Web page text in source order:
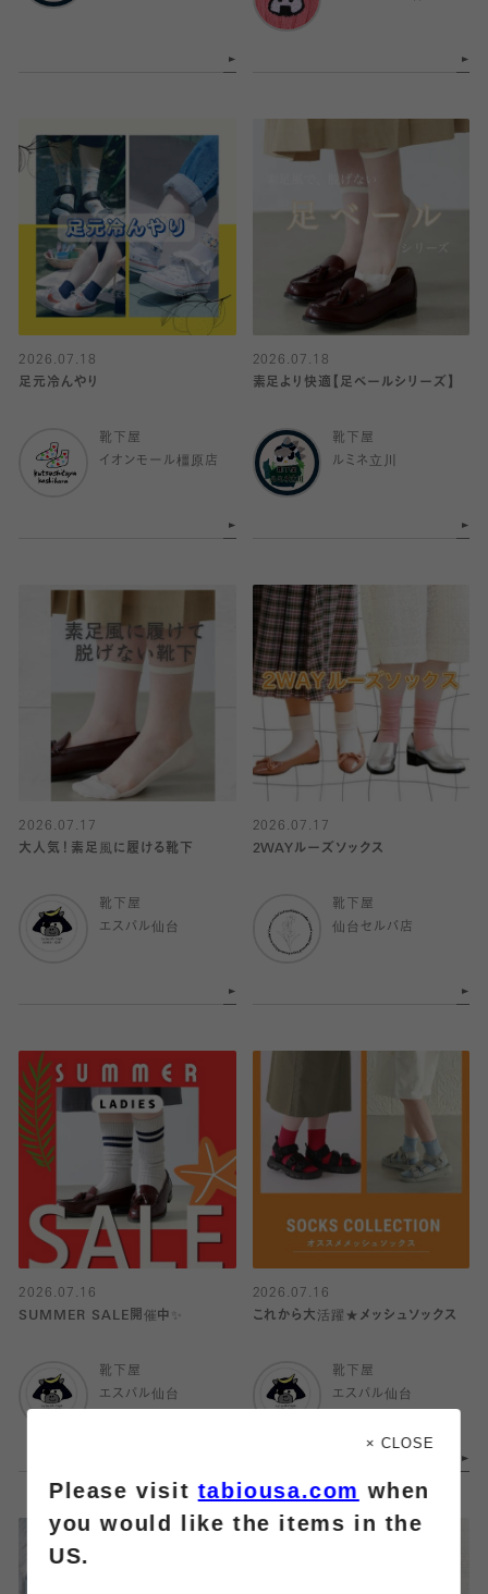
2026.07.18
足元冷んやり
靴下屋
イオンモール橿原店
2026.07.18
素足より快適【足ベールシリーズ】
靴下屋
ルミネ立川
2026.07.17
大人気！素足風に履ける靴下
靴下屋
エスパル仙台
2026.07.17
2WAYルーズソックス
靴下屋
仙台セルバ店
2026.07.16
SUMMER SALE開催中✨
靴下屋
エスパル仙台
2026.07.16
これから大活躍★メッシュソックス
靴下屋
エスパル仙台
× CLOSE
Please visittabiousa.com when
you would like the items in the
US.